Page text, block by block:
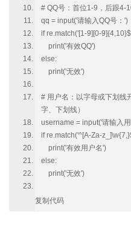
# QQ号：首位1-9，后跟4-
qq = input('请输入QQ号：')
if re.match('[1-9][0-
print('有效QQ')
else:
print('无效')
# 用户名：以字母或下划线
字、下划线）
username = input('请输入
if re.match('^[A-Za-
print('有效用户名')
else:
print('无效')
复制代码